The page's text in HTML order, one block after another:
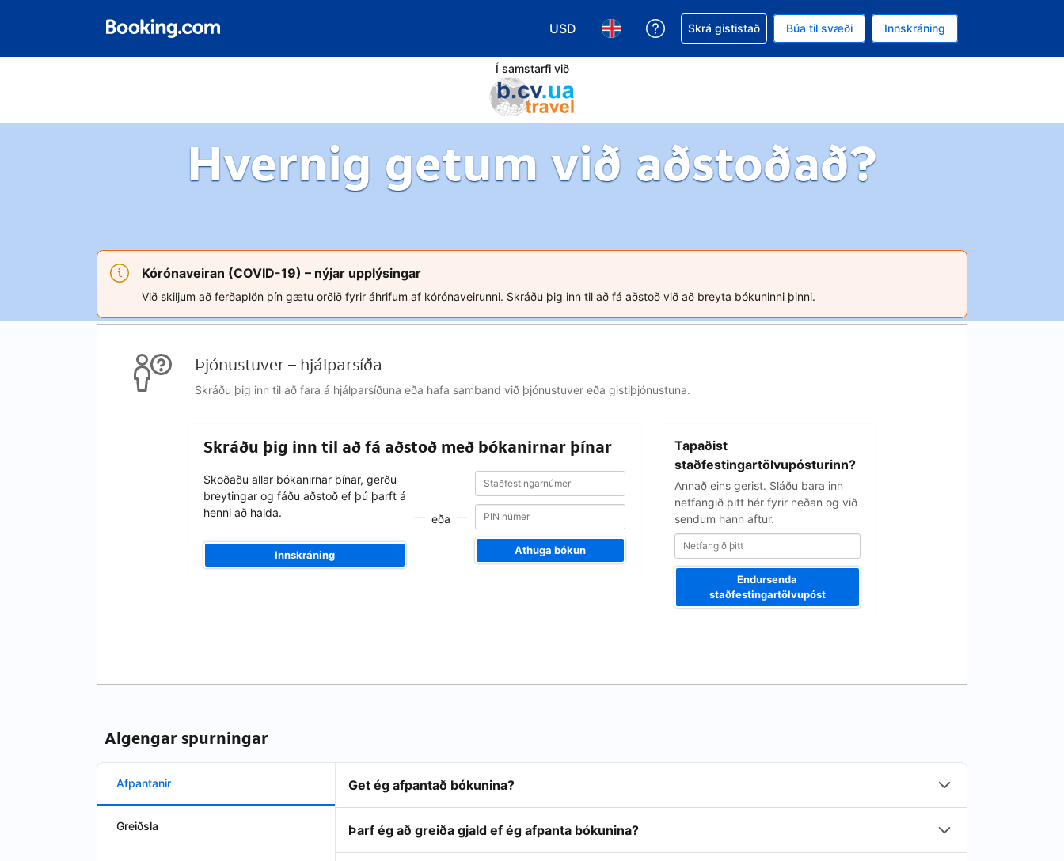
USD
Veldu gjaldmiðil. Í augnablikinu er gjaldmiðillinn Bandaríkjadalur
Veldu þitt tungumál. Í augnablikinu er tungumál þitt Íslensku
Fá aðstoð við bókunina
Skrá gististað Búa til svæði Innskráning
Í samstarfi við
Hvernig getum við aðstoðað?
Kórónaveiran (COVID-19) – nýjar upplýsingar
Við skiljum að ferðaplön þín gætu orðið fyrir áhrifum af kórónaveirunni. Skráðu þig inn til að fá aðstoð við að breyta bókuninni þinni.
Þjónustuver – hjálparsíða
Skráðu þig inn til að fara á hjálparsíðuna eða hafa samband við þjónustuver eða gistiþjónustuna.
Skráðu þig inn til að fá aðstoð með bókanirnar þínar
Skoðaðu allar bókanirnar þínar, gerðu
breytingar og fáðu aðstoð ef þú þarft á
henni að halda.
Innskráning
eða
Staðfestingarnúmer
Staðfestingarnúmer
Athuga bókun
Tapaðist
staðfestingartölvupósturinn?
Annað eins gerist. Sláðu bara inn
netfangið þitt hér fyrir neðan og við
sendum hann aftur.
Endursenda
staðfestingartölvupóst
Algengar spurningar
Afpantanir
Greiðsla
Get ég afpantað bókunina?
Þarf ég að greiða gjald ef ég afpanta bókunina?